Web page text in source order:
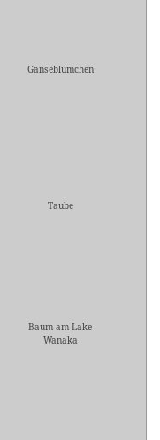
Gänseblümchen
Taube
Baum am Lake
Wanaka